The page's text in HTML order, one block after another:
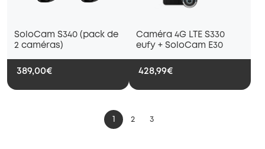
SoloCam S340 (pack de
2 caméras)
389,00€
Caméra 4G LTE S330
eufy + SoloCam E30
428,99€
1 2 3